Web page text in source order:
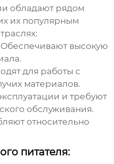
обладают рядом
их популярным
Обеспечивают высокую
для работы с
материалов.
и требуют
обслуживания.
относительно
питателя: